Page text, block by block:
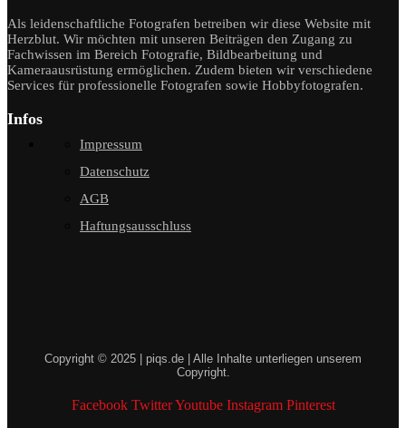
Als leidenschaftliche Fotografen betreiben wir diese Website mit
Herzblut. Wir möchten mit unseren Beiträgen den Zugang zu
Fachwissen im Bereich Fotografie, Bildbearbeitung und
Kameraausrüstung ermöglichen. Zudem bieten wir verschiedene
Services für professionelle Fotografen sowie Hobbyfotografen.
Infos
Impressum
Datenschutz
AGB
Haftungsausschluss
Copyright © 2025 | piqs.de | Alle Inhalte unterliegen unserem
Copyright.
Facebook Twitter Youtube Instagram Pinterest